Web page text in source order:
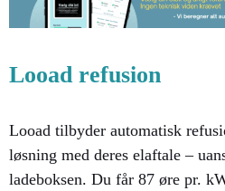
Looad refusion
Looad tilbyder automatisk
løsning med deres elaftale –
ladeboksen. Du får 87 øre pr.